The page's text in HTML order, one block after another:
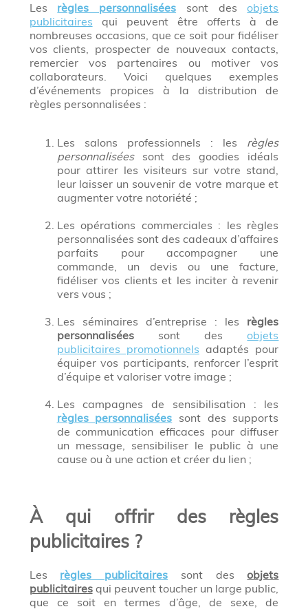
Les règles personnalisées sont desobjets
publicitaires qui peuvent être offerts à de
nombreuses occasions, que ce soit pour fidéliser
vos clients, prospecter de nouveaux contacts,
remercier vos partenaires ou motiver vos
collaborateurs. Voici quelques exemples
d’événements propices à la distribution de
règles personnalisées :
Les salons professionnels : les règles
personnaliséessont des goodies idéals
pour attirer les visiteurs sur votre stand,
leur laisser un souvenir de votre marque et
augmenter votre notoriété ;
Les opérations commerciales : les règles
personnalisées sont des cadeaux d’affaires
parfaits pour accompagner une
commande, un devis ou une facture,
fidéliser vos clients et les inciter à revenir
vers vous ;
Les séminaires d’entreprise : les règles
personnaliséessont desobjets
publicitaires promotionnels adaptés pour
équiper vos participants, renforcer l’esprit
d’équipe et valoriser votre image ;
Les campagnes de sensibilisation : les
règles personnalisées sont des supports
de communication efficaces pour diffuser
un message, sensibiliser le public à une
cause ou à une action et créer du lien ;
À qui offrir des règles
publicitaires ?
Les règles publicitaires sont desobjets
publicitairesqui peuvent toucher un large public,
que ce soit en termes d’âge, de sexe, de